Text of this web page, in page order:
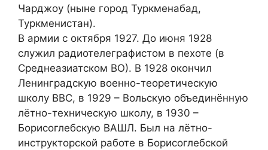
Чарджоу (ныне город Туркменабад,
Туркменистан).
В армии с октября 1927. До июня 1928
служил радиотелеграфистом в пехоте (в
Среднеазиатском ВО). В 1928 окончил
Ленинградскую военно-теоретическую
школу ВВС, в 1929 – Вольскую объединённую
лётно-техническую школу, в 1930 –
Борисоглебскую ВАШЛ. Был на лётно-
инструкторской работе в Борисоглебской